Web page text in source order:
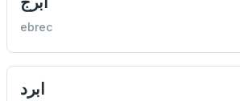
ebrec
ابرد